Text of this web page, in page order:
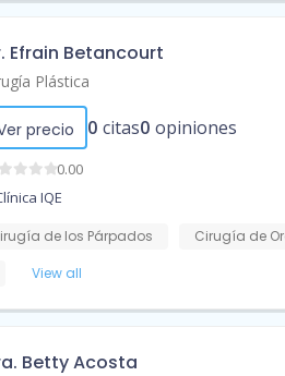
Efrain Betancourt
Plástica
precio 0 citas0 opiniones
0.00
IQE
de los Párpados Cirugía de
View all
Betty Acosta